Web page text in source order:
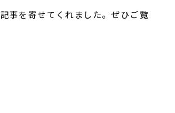
事を寄せてくれました。ぜひご覧